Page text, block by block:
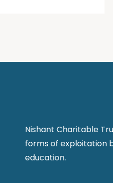
Nishant Charitable
forms of exploitation
education.